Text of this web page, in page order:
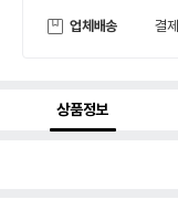
업체배송 결
상품정보